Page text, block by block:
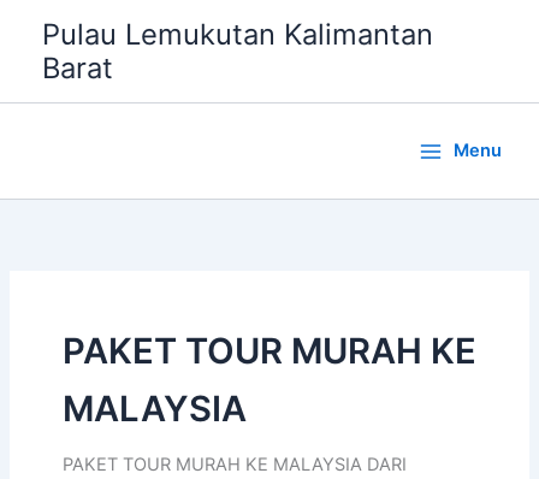
konten
Pulau Lemukutan Kalimantan
Barat
Menu
PAKET TOUR MURAH KE
MALAYSIA
PAKET TOUR MURAH KE MALAYSIA DARI